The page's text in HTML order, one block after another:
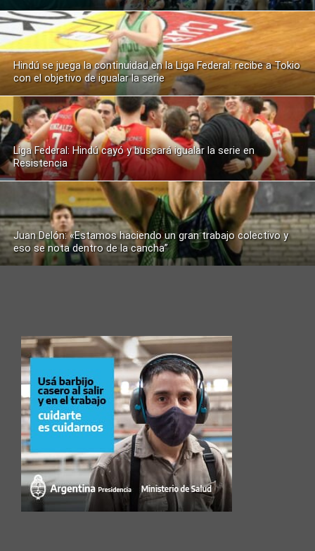
Hindú se juega la continuidad en la Liga Federal: recibe a Tokio
con el objetivo de igualar la serie
Liga Federal: Hindú cayó y buscará igualar la serie en
Resistencia
Juan Delón: «Estamos haciendo un gran trabajo colectivo y
eso se nota dentro de la cancha”